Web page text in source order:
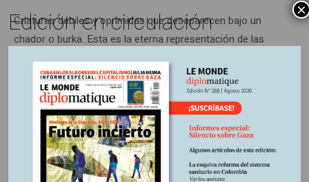
Criaturas débiles y oprimidas que desaparecen bajo un
chador o burka. Esta es la eterna representación de las
mezclando alegremente contextos y nacionalidades.
¿Estas mujeres estarían fuera de la historia? Y si no lo son,
¿cómo explicar la gran regresión experimentada por sus
derechos en las últimas décadas?
Edición en circulación ×